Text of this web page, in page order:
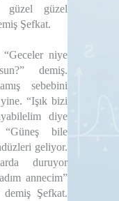
güzel güzel
Şefkat.
niye
demiş.
sebebini
“Işık bizi
diye
“Güneş bile
geliyor.
duruyor
annecim”
demiş Şefkat.